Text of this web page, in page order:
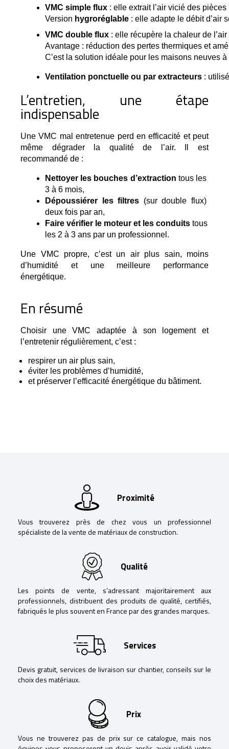
VMC simple flux : elle extrait l’air vicié des
Version hygroréglable : elle adapte le débit d’air
VMC double flux : elle récupère la chaleur de
Avantage : réduction des pertes thermiques et
C’est la solution idéale pour les maisons neuves
Ventilation ponctuelle ou par extracteurs :
L’entretien, une étape
indispensable
Une VMC mal entretenue perd en efficacité et peut
même dégrader la qualité de l’air. Il est
recommandé de :
Nettoyer les bouches d’extraction tous les
3 à 6 mois,
Dépoussiérer les filtres (sur double flux)
deux fois par an,
Faire vérifier le moteur et les conduits tous
les 2 à 3 ans par un professionnel.
Une VMC propre, c’est un air plus sain, moins
d’humidité et une meilleure performance
énergétique.
En résumé
Choisir une VMC adaptée à son logement et
l’entretenir régulièrement, c’est :
respirer un air plus sain,
éviter les problèmes d’humidité,
et préserver l’efficacité énergétique du bâtiment.
Proximité
Vous trouverez près de chez vous un professionnel
spécialiste de la vente de matériaux de construction.
Qualité
Les points de vente, s’adressant majoritairement aux
professionnels, distribuent des produits de qualité, certifiés,
fabriqués le plus souvent en France par des grandes marques.
Services
Devis gratuit, services de livraison sur chantier, conseils sur le
choix des matériaux.
Prix
Vous ne trouverez pas de prix sur ce catalogue, mais nos